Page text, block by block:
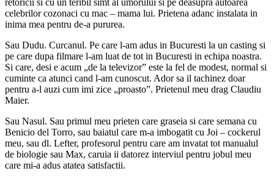
retoricii si cu un teribil simt al umorului si pe deasupra autoarea
celebrilor cozonaci cu mac – mama lui. Prietena adanc instalata in
inima mea pentru de-a pururea.
Sau Dudu. Curcanul. Pe care l-am adus in Bucuresti la un casting si
pe care dupa filmare l-am luat de tot in Bucuresti in echipa noastra.
Si care, desi e acum „de la televizor” este la fel de modest, normal si
cuminte ca atunci cand l-am cunoscut. Ador sa il tachinez doar
pentru a-l auzi cum imi zice „proasto”. Prietenul meu drag Claudiu
Maier.
Sau Nasul. Sau primul meu prieten care graseia si care semana cu
Benicio del Torro, sau baiatul care m-a imbogatit cu Joi – cockerul
meu, sau dl. Lefter, profesorul pentru care am invatat tot manualul
de biologie sau Max, caruia ii datorez interviul pentru jobul meu
care mi-a adus atatea satisfactii.